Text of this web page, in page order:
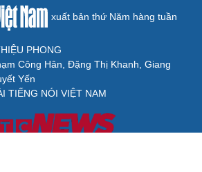
xuất bản thứ Năm hàng tuần
PHONG
Công Hân, Đặng Thị Khanh, Giang
Yến
TIẾNG NÓI VIỆT NAM